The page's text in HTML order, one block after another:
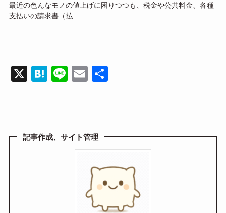
最近の色んなモノの値上げに困りつつも、税金や公共料金、各種
支払いの請求書（払…
X
H
a
Li
E
記事作成、サイト管理